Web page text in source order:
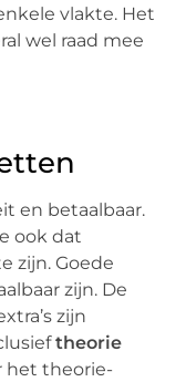
vlakte. Het
wel raad mee
en betaalbaar.
ook dat
zijn. Goede
zijn. De
zijn
theorie
het theorie-